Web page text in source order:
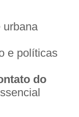
urbana
e políticas
do